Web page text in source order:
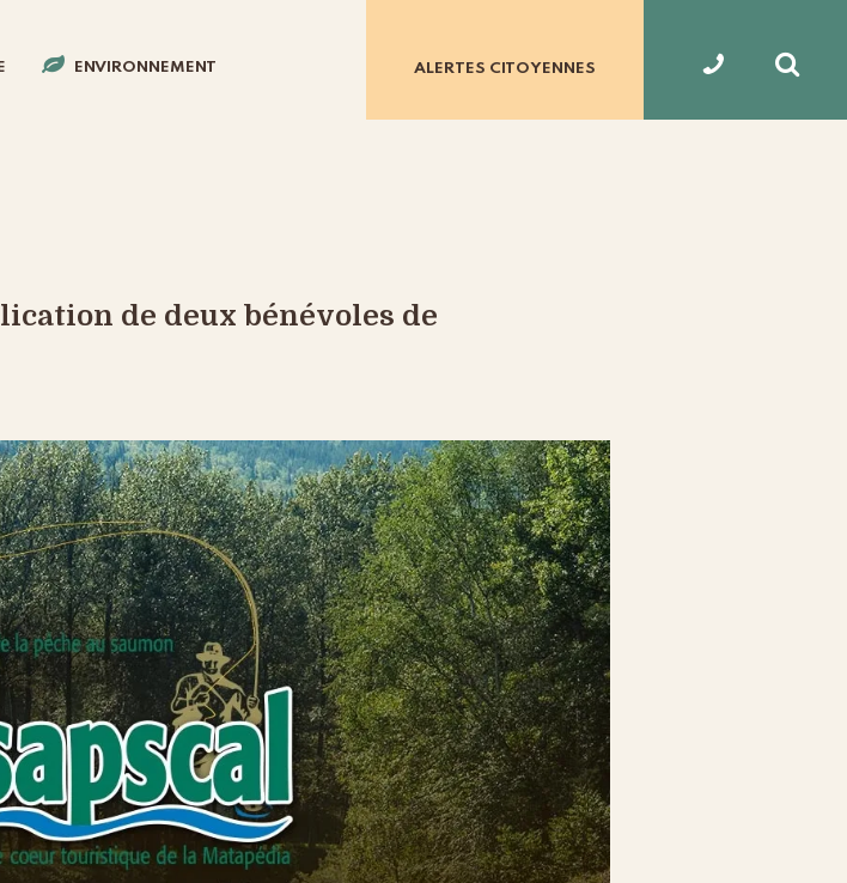
ENVIRONNEMENT ALERTES CITOYENNES
de deux bénévoles de